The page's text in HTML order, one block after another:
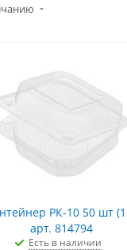
РК-10 50 шт
арт. 814794
Есть в наличии